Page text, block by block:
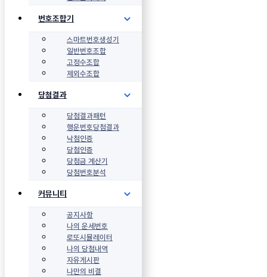
번호조합기
스마트번호생성기
일반번호조합
고정수조합
제외수조합
당첨결과
당첨결과패턴
행운번호당첨결과
낙첨인증
당첨인증
당첨금 계산기
당첨번호분석
커뮤니티
공지사항
나의 운세번호
로또시뮬레이터
나의 당첨내역
자유게시판
나만의 비결